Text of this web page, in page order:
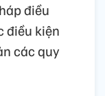
điều
điều kiện
các quy